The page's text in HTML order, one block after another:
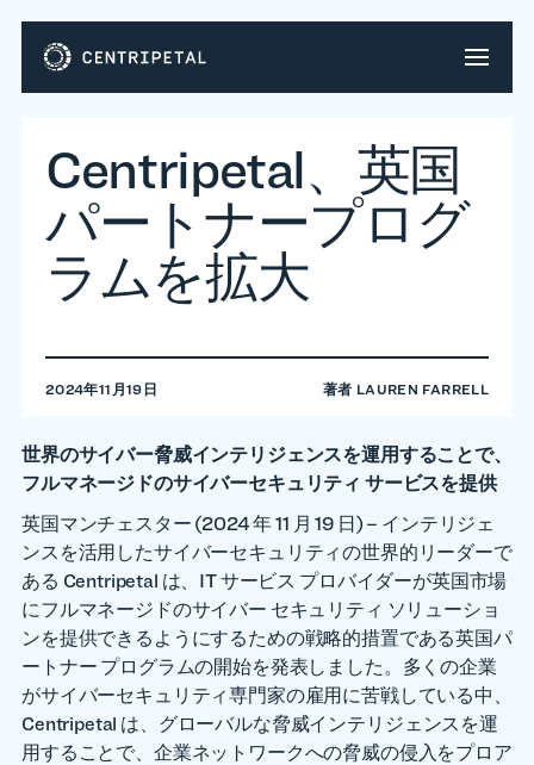
Centripetal、英国
パートナープログ
ラムを拡大
2024年11月19日 著者 LAUREN FARRELL
世界のサイバー脅威インテリジェンスを運用することで、
フルマネージドのサイバーセキュリティ サービスを提供
英国マンチェスター (2024 年 11 月 19 日) – インテリジェ
ンスを活用したサイバーセキュリティの世界的リーダーで
ある Centripetal は、IT サービス プロバイダーが英国市場
にフルマネージドのサイバー セキュリティ ソリューショ
ンを提供できるようにするための戦略的措置である英国パ
ートナー プログラムの開始を発表しました。多くの企業
がサイバーセキュリティ専門家の雇用に苦戦している中、
Centripetal は、グローバルな脅威インテリジェンスを運
用することで、企業ネットワークへの脅威の侵入をプロア